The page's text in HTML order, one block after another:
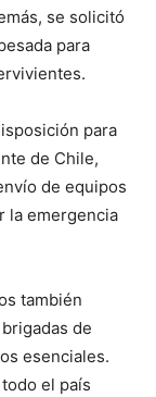
se solicitó
para
para
de Chile,
de equipos
la emergencia
también
de
esenciales.
el país